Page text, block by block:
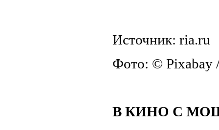
Источник: ria.ru
Фото: © Pixabay
В КИНО С